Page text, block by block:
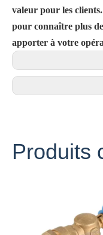
valeur pour les
pour connaître plus
apporter à votre
Produits